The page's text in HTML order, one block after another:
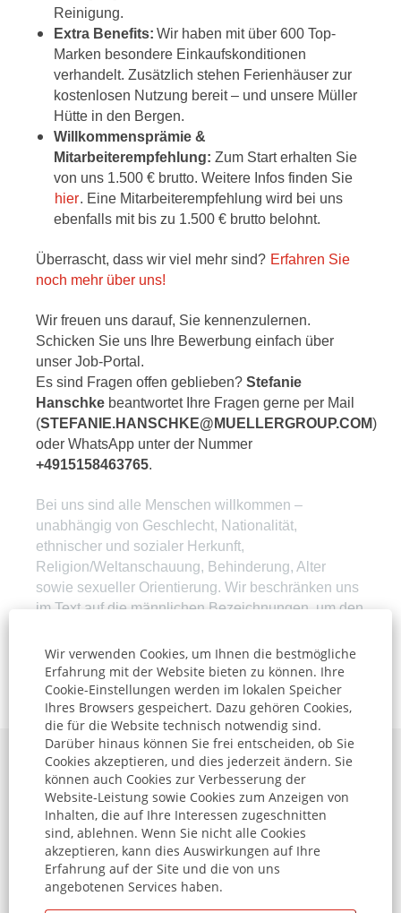
Wir verwenden Cookies, um Ihnen die bestmögliche
Erfahrung mit der Website bieten zu können. Ihre
Cookie-Einstellungen werden im lokalen Speicher
Ihres Browsers gespeichert. Dazu gehören Cookies,
die für die Website technisch notwendig sind.
Darüber hinaus können Sie frei entscheiden, ob Sie
Cookies akzeptieren, und dies jederzeit ändern. Sie
können auch Cookies zur Verbesserung der
Website-Leistung sowie Cookies zum Anzeigen von
Inhalten, die auf Ihre Interessen zugeschnitten
sind, ablehnen. Wenn Sie nicht alle Cookies
akzeptieren, kann dies Auswirkungen auf Ihre
Erfahrung auf der Site und die von uns
angebotenen Services haben.
Reinigung.
Extra Benefits: Wir haben mit über 600 Top-
Marken besondere Einkaufskonditionen
verhandelt. Zusätzlich stehen Ferienhäuser zur
kostenlosen Nutzung bereit – und unsere Müller
Hütte in den Bergen.
Willkommensprämie &
Mitarbeiterempfehlung: Zum Start erhalten Sie
von uns 1.500 € brutto. Weitere Infos finden Sie
hier. Eine Mitarbeiterempfehlung wird bei uns
ebenfalls mit bis zu 1.500 € brutto belohnt.
Überrascht, dass wir viel mehr sind? Erfahren Sie
noch mehr über uns!
Wir freuen uns darauf, Sie kennenzulernen.
Schicken Sie uns Ihre Bewerbung einfach über
unser Job-Portal.
Es sind Fragen offen geblieben? Stefanie
Hanschke beantwortet Ihre Fragen gerne per Mail
(STEFANIE.HANSCHKE@MUELLERGROUP.COM)
oder WhatsApp unter der Nummer
+4915158463765.
Bei uns sind alle Menschen willkommen –
unabhängig von Geschlecht, Nationalität,
ethnischer und sozialer Herkunft,
Religion/Weltanschauung, Behinderung, Alter
sowie sexueller Orientierung. Wir beschränken uns
im Text auf die männlichen Bezeichnungen, um den
Jetzt bewerben »
Datenschutzhinweise
Impressum
Jobbörse